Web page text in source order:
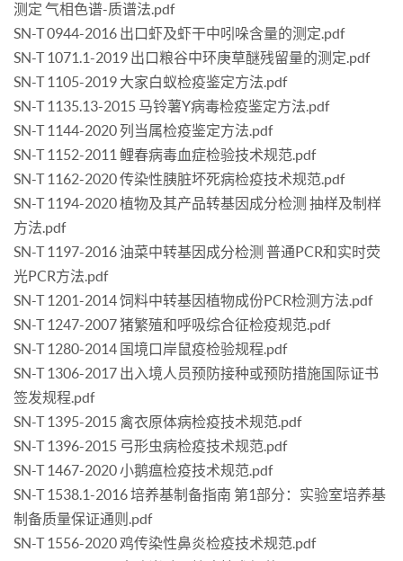
测定 气相色谱-质谱法.pdf
SN-T 0944-2016 出口虾及虾干中吲哚含量的测定.pdf
SN-T 1071.1-2019 出口粮谷中环庚草醚残留量的测定.pdf
SN-T 1105-2019 大家白蚁检疫鉴定方法.pdf
SN-T 1135.13-2015 马铃薯Y病毒检疫鉴定方法.pdf
SN-T 1144-2020 列当属检疫鉴定方法.pdf
SN-T 1152-2011 鲤春病毒血症检验技术规范.pdf
SN-T 1162-2020 传染性胰脏坏死病检疫技术规范.pdf
SN-T 1194-2020 植物及其产品转基因成分检测 抽样及制样
方法.pdf
SN-T 1197-2016 油菜中转基因成分检测 普通PCR和实时荧
光PCR方法.pdf
SN-T 1201-2014 饲料中转基因植物成份PCR检测方法.pdf
SN-T 1247-2007 猪繁殖和呼吸综合征检疫规范.pdf
SN-T 1280-2014 国境口岸鼠疫检验规程.pdf
SN-T 1306-2017 出入境人员预防接种或预防措施国际证书
签发规程.pdf
SN-T 1395-2015 禽衣原体病检疫技术规范.pdf
SN-T 1396-2015 弓形虫病检疫技术规范.pdf
SN-T 1467-2020 小鹅瘟检疫技术规范.pdf
SN-T 1538.1-2016 培养基制备指南 第1部分：实验室培养基
制备质量保证通则.pdf
SN-T 1556-2020 鸡传染性鼻炎检疫技术规范.pdf